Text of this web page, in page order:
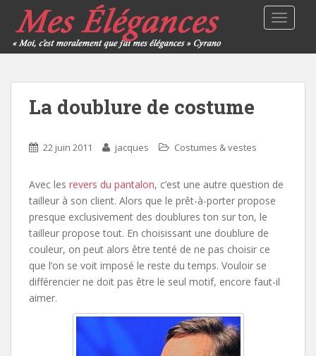
La doublure de costume
22 juin 2011 jacques Costumes & vestes
Avec les revers du pantalon, c’est une autre question de
tailleur à son client. Alors que le prêt-à-porter propose
presque exclusivement des doublures ton sur ton, le
tailleur propose tout. En choisissant une doublure de
couleur, on peut alors être tenté de ne pas choisir ce
que l’on se voit imposé le reste du temps. Vouloir se
différencier ne doit pas être le seul motif, encore faut-il
aimer.